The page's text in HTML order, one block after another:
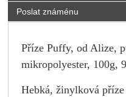
Poslat známénu
Příze Puffy, od Alize,
mikropolyester, 100g,
Hebká, žinylková